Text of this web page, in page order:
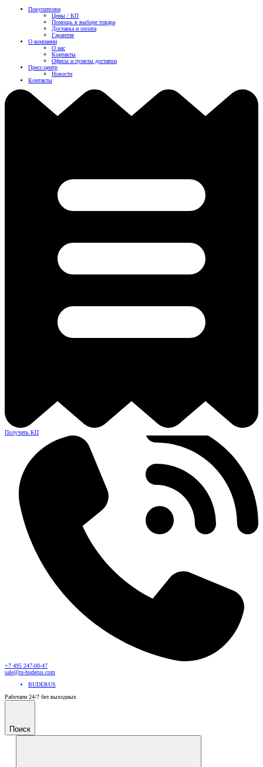
Покупателям
Цены / КП
Помощь в выборе товара
Доставка и оплата
Гарантия
О компании
О нас
Контакты
Офисы и пункты доставки
Пресс-центр
Новости
Контакты
Получить КП
+7 495 247-00-47
sale@ru-buderus.com
BUDERUS
Работаем 24/7 без выходных
Поиск